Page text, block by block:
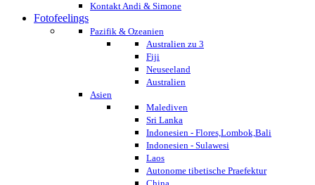
Kontakt Andi & Simone
Fotofeelings
Pazifik & Ozeanien
Australien zu 3
Fiji
Neuseeland
Australien
Asien
Malediven
Sri Lanka
Indonesien - Flores,Lombok,Bali
Indonesien - Sulawesi
Laos
Autonome tibetische Praefektur